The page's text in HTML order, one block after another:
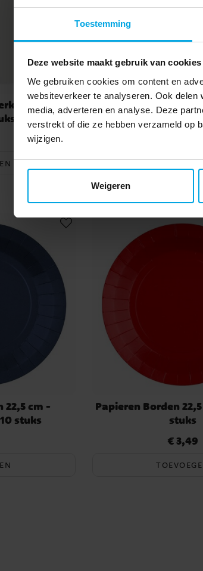
Toestemming
Deze website maakt gebruik van cookies
We gebruiken cookies om content en
websiteverkeer te analyseren. Ook
media, adverteren en analyse. Deze
verstrekt of die ze hebben verzameld op
wijzigen.
Weigeren
23 cm -
Borden Vierkant
Donkerblauw
22,5 cm -
stuks
Papieren Borden
stuks
Prijs:€ 3,49
€ 3,49